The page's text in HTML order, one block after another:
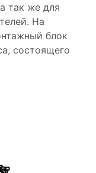
так же для
На
блок
состоящего